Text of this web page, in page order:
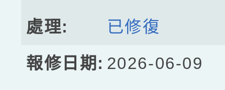
已修復
2026-06-09